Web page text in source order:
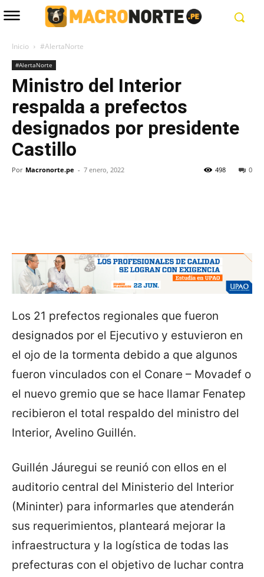
Inicio #AlertaNorte
#AlertaNorte
Ministro del Interior
respalda a prefectos
designados por presidente
Castillo
Por Macronorte.pe - 7 enero, 2022 0
498
Los 21 prefectos regionales que fueron
designados por el Ejecutivo y estuvieron en
el ojo de la tormenta debido a que algunos
fueron vinculados con el Conare – Movadef o
el nuevo gremio que se hace llamar Fenatep
recibieron el total respaldo del ministro del
Interior, Avelino Guillén.
Guillén Jáuregui se reunió con ellos en el
auditorio central del Ministerio del Interior
(Mininter) para informarles que atenderán
sus requerimientos, planteará mejorar la
infraestructura y la logística de todas las
prefecturas con el objetivo de luchar contra